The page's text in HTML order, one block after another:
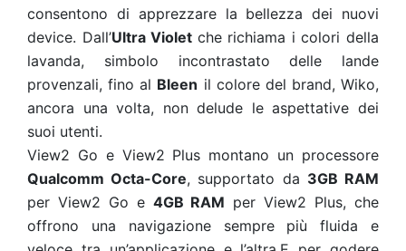
consentono di apprezzare la bellezza dei nuovi
device. Dall’Ultra Violet che richiama i colori della
lavanda, simbolo incontrastato delle lande
provenzali, fino al Bleen il colore del brand, Wiko,
ancora una volta, non delude le aspettative dei
suoi utenti.
View2 Go e View2 Plus montano un processore
Qualcomm Octa-Core, supportato da 3GB RAM
per View2 Go e 4GB RAM per View2 Plus, che
offrono una navigazione sempre più fluida e